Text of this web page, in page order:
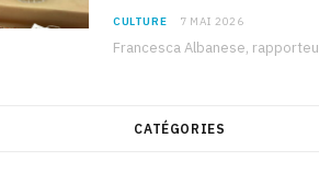
CULTURE 7 MAI 2026
CATÉGORIES